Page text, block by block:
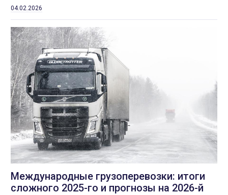
04.02.2026
Международные грузоперевозки: итоги
сложного 2025-го и прогнозы на 2026-й